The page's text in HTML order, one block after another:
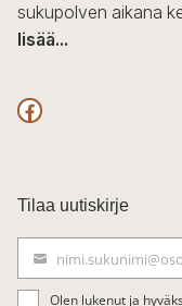
sukupolven aikana
lisää...
F
c
e
b
Tilaa uutiskirje
ä
Olen lukenut ja